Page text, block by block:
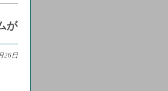
が
26日